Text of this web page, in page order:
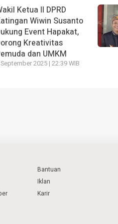
Ketua II DPRD
Wiwin Susanto
Event Hapakat,
Kreativitas
dan UMKM
2025 | 22:39 WIB
Bantuan
Iklan
Karir